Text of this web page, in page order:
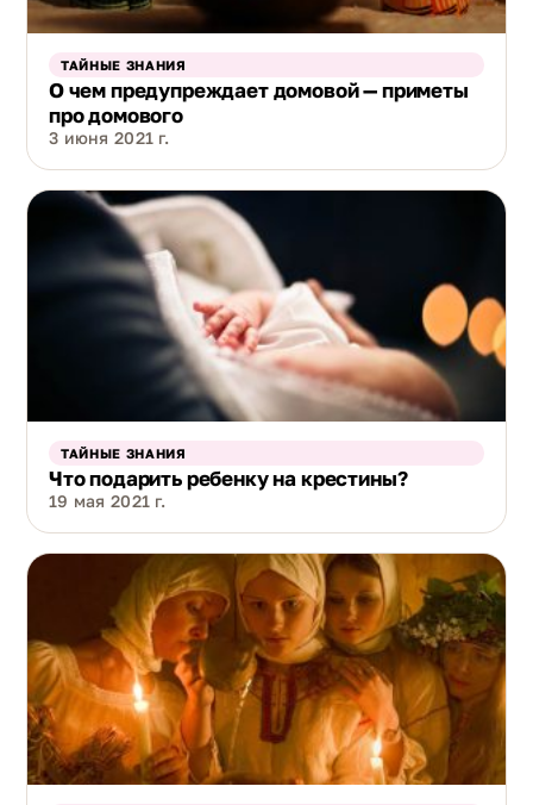
ТАЙНЫЕ ЗНАНИЯ
О чем предупреждает домовой — приметы
про домового
3 июня 2021 г.
ТАЙНЫЕ ЗНАНИЯ
Что подарить ребенку на крестины?
19 мая 2021 г.